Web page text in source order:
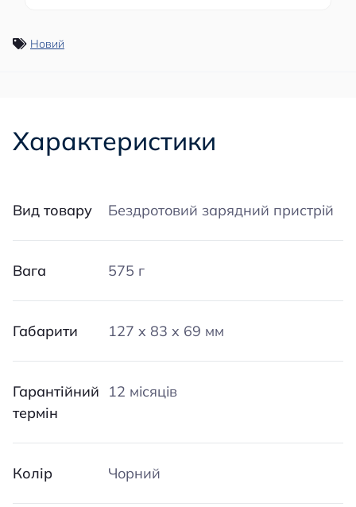
Новий
Характеристики
Вид товару Бездротовий зарядний пристрій
Вага 575 г
Габарити 127 x 83 x 69 мм
Гарантійний
термін
12 місяців
Колір Чорний